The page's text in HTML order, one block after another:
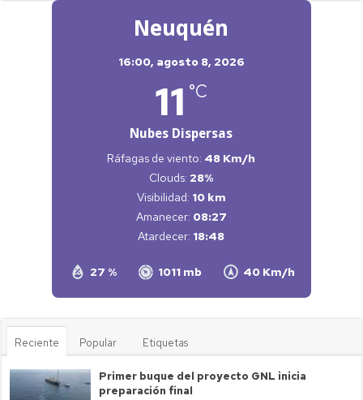
Neuquén
16:00, agosto 8, 2026
11 °C
Nubes Dispersas
27 % 1011 mb 40 Km/h
Ráfagas de viento: 48 Km/h
Clouds: 28%
Visibilidad: 10 km
Amanecer: 08:27
Atardecer: 18:48
Reciente Popular Etiquetas
Primer buque del proyecto GNL inicia
preparación final